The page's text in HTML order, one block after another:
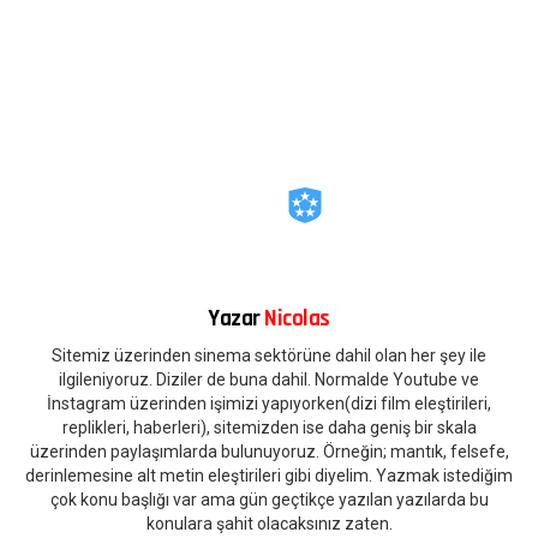
YazarNicolas
Sitemiz üzerinden sinema sektörüne dahil olan her şey ile
ilgileniyoruz. Diziler de buna dahil. Normalde Youtube ve
İnstagram üzerinden işimizi yapıyorken(dizi film eleştirileri,
replikleri, haberleri), sitemizden ise daha geniş bir skala
üzerinden paylaşımlarda bulunuyoruz. Örneğin; mantık, felsefe,
derinlemesine alt metin eleştirileri gibi diyelim. Yazmak istediğim
çok konu başlığı var ama gün geçtikçe yazılan yazılarda bu
konulara şahit olacaksınız zaten.